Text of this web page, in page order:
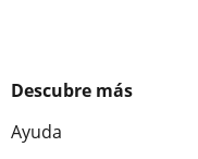
Descubre más
Ayuda